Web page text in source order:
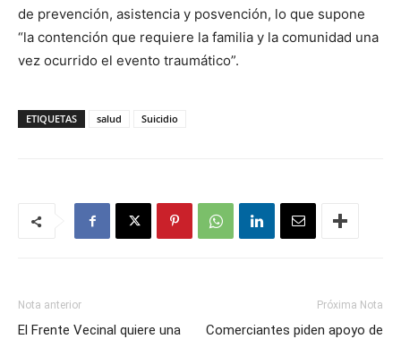
de prevención, asistencia y posvención, lo que supone
“la contención que requiere la familia y la comunidad una
vez ocurrido el evento traumático”.
ETIQUETAS salud Suicidio
Nota anterior
El Frente Vecinal quiere una
Próxima Nota
Comerciantes piden apoyo de